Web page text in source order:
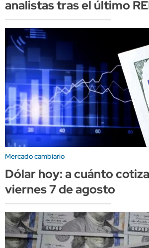
analistas tras el último
Mercado cambiario
Dólar hoy: a cuánto
viernes 7 de agosto